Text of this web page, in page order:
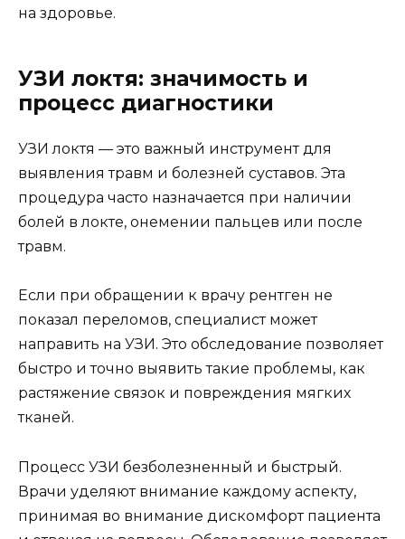
на здоровье.
УЗИ локтя: значимость и
процесс диагностики
УЗИ локтя — это важный инструмент для
выявления травм и болезней суставов. Эта
процедура часто назначается при наличии
болей в локте, онемении пальцев или после
травм.
Если при обращении к врачу рентген не
показал переломов, специалист может
направить на УЗИ. Это обследование позволяет
быстро и точно выявить такие проблемы, как
растяжение связок и повреждения мягких
тканей.
Процесс УЗИ безболезненный и быстрый.
Врачи уделяют внимание каждому аспекту,
принимая во внимание дискомфорт пациента